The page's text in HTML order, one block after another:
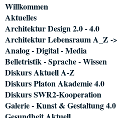
Navigation
überspringen
Willkommen
Aktuelles
Architektur Design 2.0 - 4.0
Architektur Lebensraum A_Z ->
Analog - Digital - Media
Belletristik - Sprache - Wissen
Diskurs Aktuell A-Z
Diskurs Platon Akademie 4.0
Diskurs SWR2-Kooperation
Galerie - Kunst & Gestaltung 4.0